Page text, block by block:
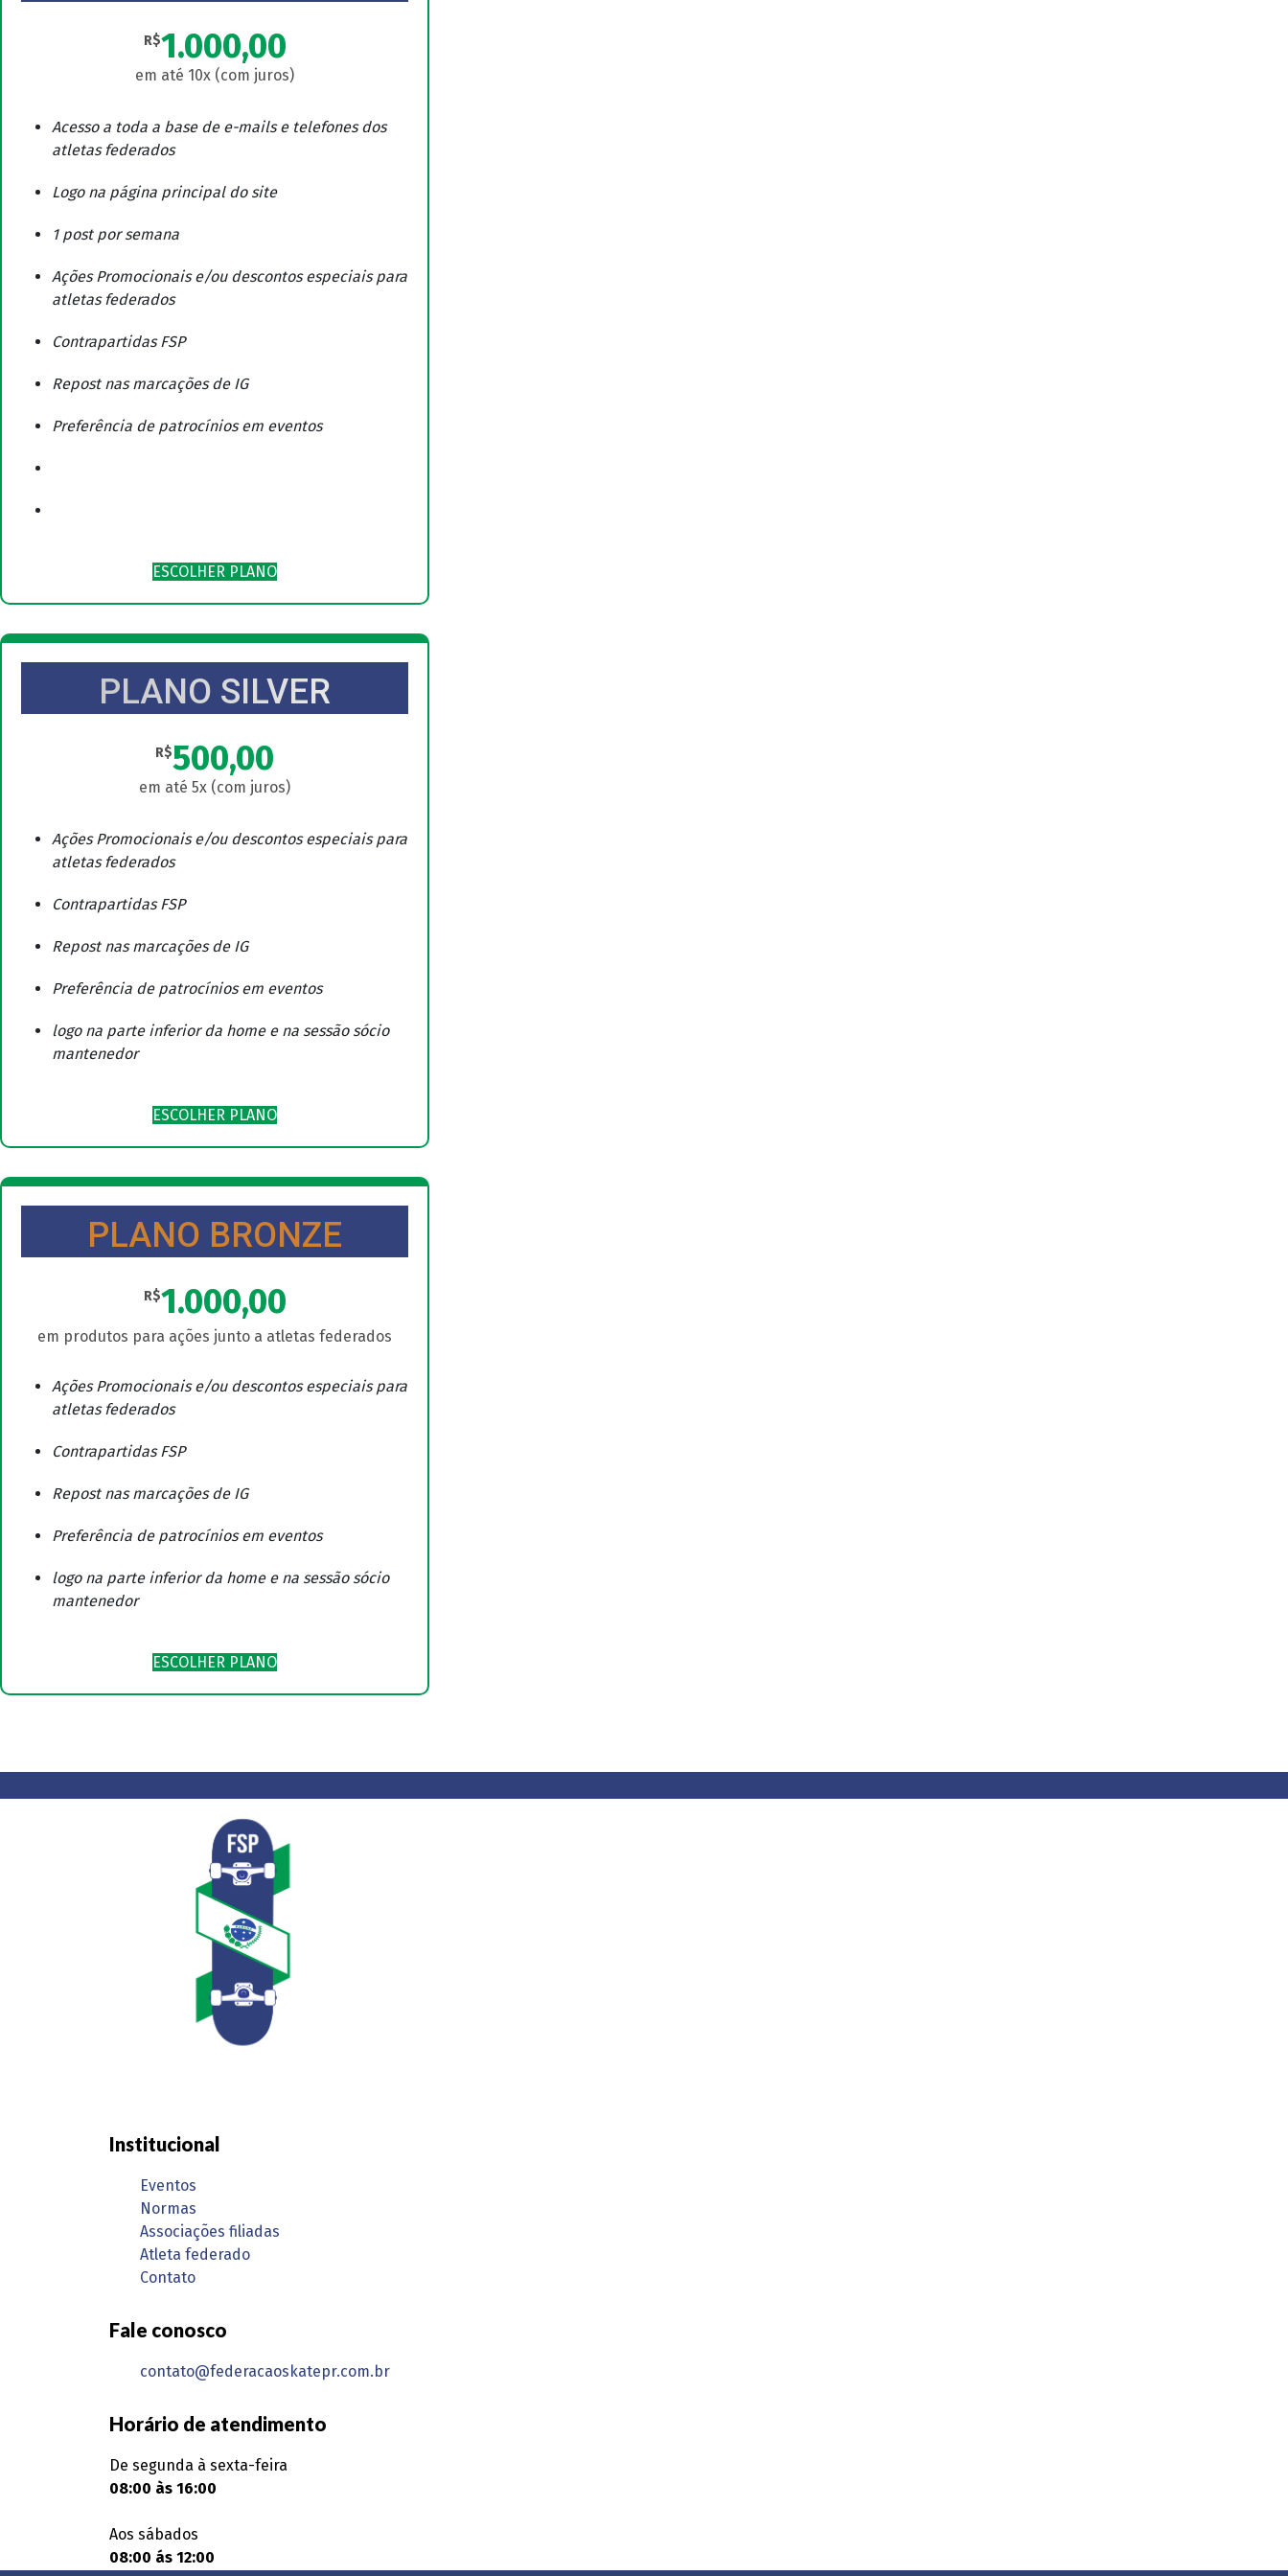
R$1.000,00
Acesso a toda a base de e-mails e telefones dos
atletas federados
Logo na página principal do site
1 post por semana
Ações Promocionais e/ou descontos especiais para
atletas federados
Contrapartidas FSP
Repost nas marcações de IG
Preferência de patrocínios em eventos
ESCOLHER PLANO
PLANO SILVER
R$500,00
Ações Promocionais e/ou descontos especiais para
atletas federados
Contrapartidas FSP
Repost nas marcações de IG
Preferência de patrocínios em eventos
logo na parte inferior da home e na sessão sócio
mantenedor
ESCOLHER PLANO
PLANO BRONZE
R$1.000,00
Ações Promocionais e/ou descontos especiais para
atletas federados
Contrapartidas FSP
Repost nas marcações de IG
Preferência de patrocínios em eventos
logo na parte inferior da home e na sessão sócio
mantenedor
ESCOLHER PLANO
Institucional
Eventos
Normas
Associações filiadas
Atleta federado
Contato
Fale conosco
contato@federacaoskatepr.com.br
Horário de atendimento
De segunda à sexta-feira
08:00 às 16:00
Aos sábados
08:00 ás 12:00